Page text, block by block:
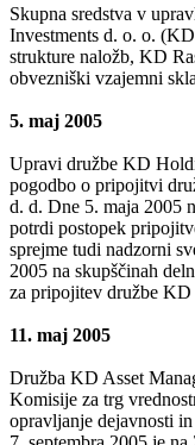
Skupna sredstva v
Investments d. o. o.
strukture naložb, KD
obvezniški vzajemni
5. maj 2005
Upravi družbe KD
pogodbo o pripojitvi
d. d. Dne 5. maja 2005
potrdi postopek
sprejme tudi nadzorni
2005 na skupščinah
za pripojitev družbe
11. maj 2005
Družba KD Asset
Komisije za trg
opravljanje dejavnosti